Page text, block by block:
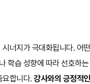
너지가 극대화됩니다. 어
학습 성향에 따라 선호하
요합니다.강사와의 긍정적